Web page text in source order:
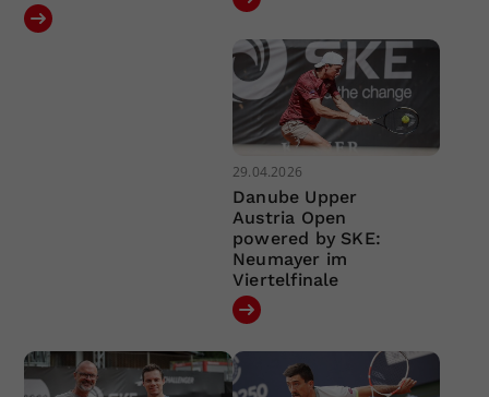
29.04.2026
Danube Upper
Austria Open
powered by SKE:
Neumayer im
Viertelfinale